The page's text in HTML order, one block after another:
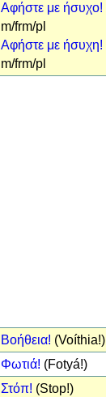
Αφήστε με ήσυχο!
m/frm/pl
Αφήστε με ήσυχη!
m/frm/pl
Βοήθεια! (Voíthia!)
Φωτιά! (Fotyá!)
Στόπ! (Stop!)